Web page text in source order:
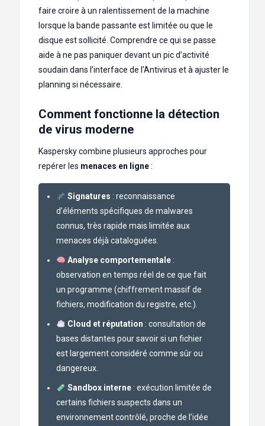
faire croire à un ralentissement de la machine
lorsque la bande passante est limitée ou que le
disque est sollicité. Comprendre ce qui se passe
aide à ne pas paniquer devant un pic d’activité
soudain dans l’interface de l’Antivirus et à ajuster le
planning si nécessaire.
Comment fonctionne la détection
de virus moderne
Kaspersky combine plusieurs approches pour
repérer les menaces en ligne:
Signatures : reconnaissance
d’éléments spécifiques de malwares
connus, très rapide mais limitée aux
menaces déjà cataloguées.
Analyse comportementale:
observation en temps réel de ce que fait
un programme (chiffrement massif de
fichiers, modification du registre, etc.).
Cloud et réputation : consultation de
bases distantes pour savoir si un fichier
est largement considéré comme sûr ou
dangereux.
Sandbox interne: exécution limitée de
certains fichiers suspects dans un
environnement contrôlé, proche de l’idée